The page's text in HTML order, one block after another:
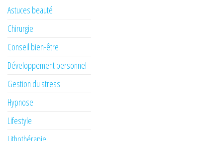
Astuces beauté
Chirurgie
Conseil bien-être
Développement personnel
Gestion du stress
Hypnose
Lifestyle